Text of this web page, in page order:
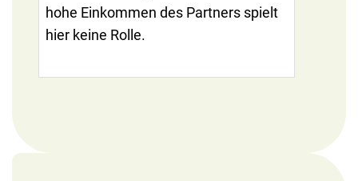
hohe Einkommen des Partners spielt
hier keine Rolle.